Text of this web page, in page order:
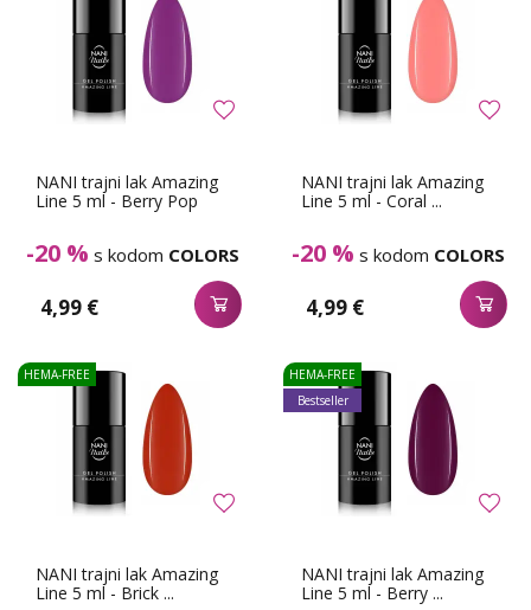
NANI trajni lak Amazing
Line 5 ml - Berry Pop
-20 % s kodom COLORS
4,99 €
NANI trajni lak Amazing
Line 5 ml - Coral ...
-20 % s kodom COLORS
4,99 €
NANI trajni lak Amazing
Line 5 ml - Brick ...
HEMA-FREE
NANI trajni lak Amazing
Line 5 ml - Berry ...
HEMA-FREE
Bestseller